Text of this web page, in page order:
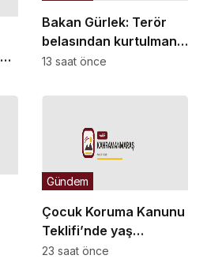
kaçıramaz
Bakan Gürlek: Terör
belasından kurtulmanın
arifesindeyiz
13 saat önce
Çocuk Koruma Kanunu
Teklifi’nde yaş
düzenlemesi:
Gündem
23 saat önce